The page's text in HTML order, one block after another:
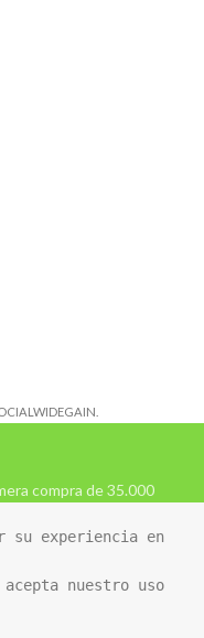
compra de 35.000
su experiencia en
nuestro uso